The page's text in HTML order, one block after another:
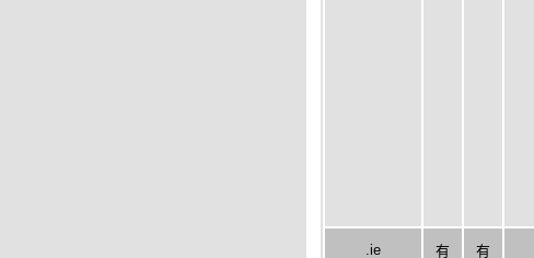
.ie 有 有